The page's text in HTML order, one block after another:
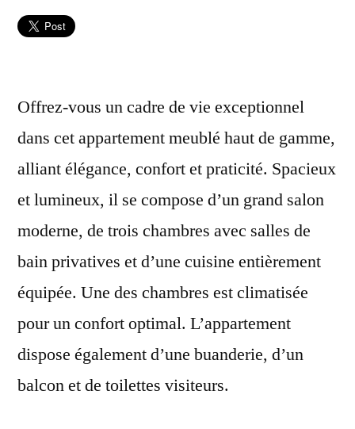
Offrez-vous un cadre de vie exceptionnel
dans cet appartement meublé haut de gamme,
alliant élégance, confort et praticité. Spacieux
et lumineux, il se compose d’un grand salon
moderne, de trois chambres avec salles de
bain privatives et d’une cuisine entièrement
équipée. Une des chambres est climatisée
pour un confort optimal. L’appartement
dispose également d’une buanderie, d’un
balcon et de toilettes visiteurs.